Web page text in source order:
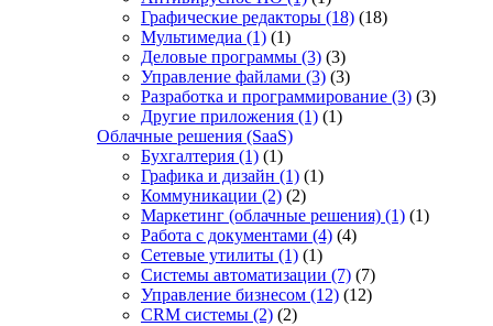
Графические редакторы (18) (18)
Мультимедиа (1) (1)
Деловые программы (3) (3)
Управление файлами (3) (3)
Разработка и программирование (3) (3)
Другие приложения (1) (1)
Облачные решения (SaaS)
Бухгалтерия (1) (1)
Графика и дизайн (1) (1)
Коммуникации (2) (2)
Маркетинг (облачные решения) (1) (1)
Работа с документами (4) (4)
Сетевые утилиты (1) (1)
Системы автоматизации (7) (7)
Управление бизнесом (12) (12)
CRM системы (2) (2)